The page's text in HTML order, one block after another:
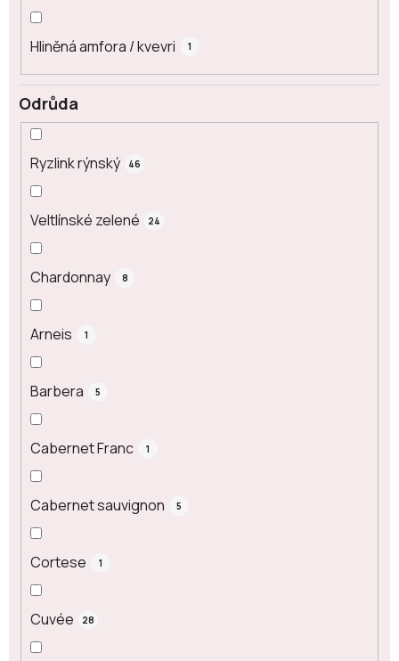
Odrůda
Ryzlink rýnský 46
Veltlínské zelené 24
Chardonnay 8
Arneis 1
Barbera 5
Cabernet Franc 1
Cabernet sauvignon 5
Cortese 1
Cuvée 28
Hliněná amfora / kvevri 1